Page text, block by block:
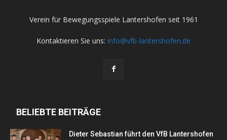
Verein für Bewegungsspiele Lantershofen seit 1961
Kontaktieren Sie uns: info@vfb-lantershofen.de
BELIEBTE BEITRÄGE
Dieter Sebastian führt den VfB Lantershofen